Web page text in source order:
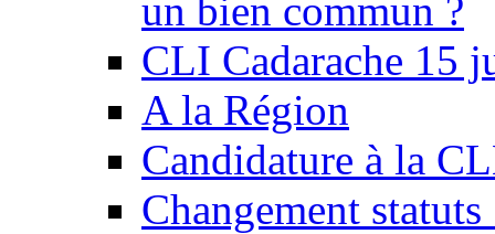
un bien commun ?
CLI Cadarache 15
A la Région
Candidature à la
Changement